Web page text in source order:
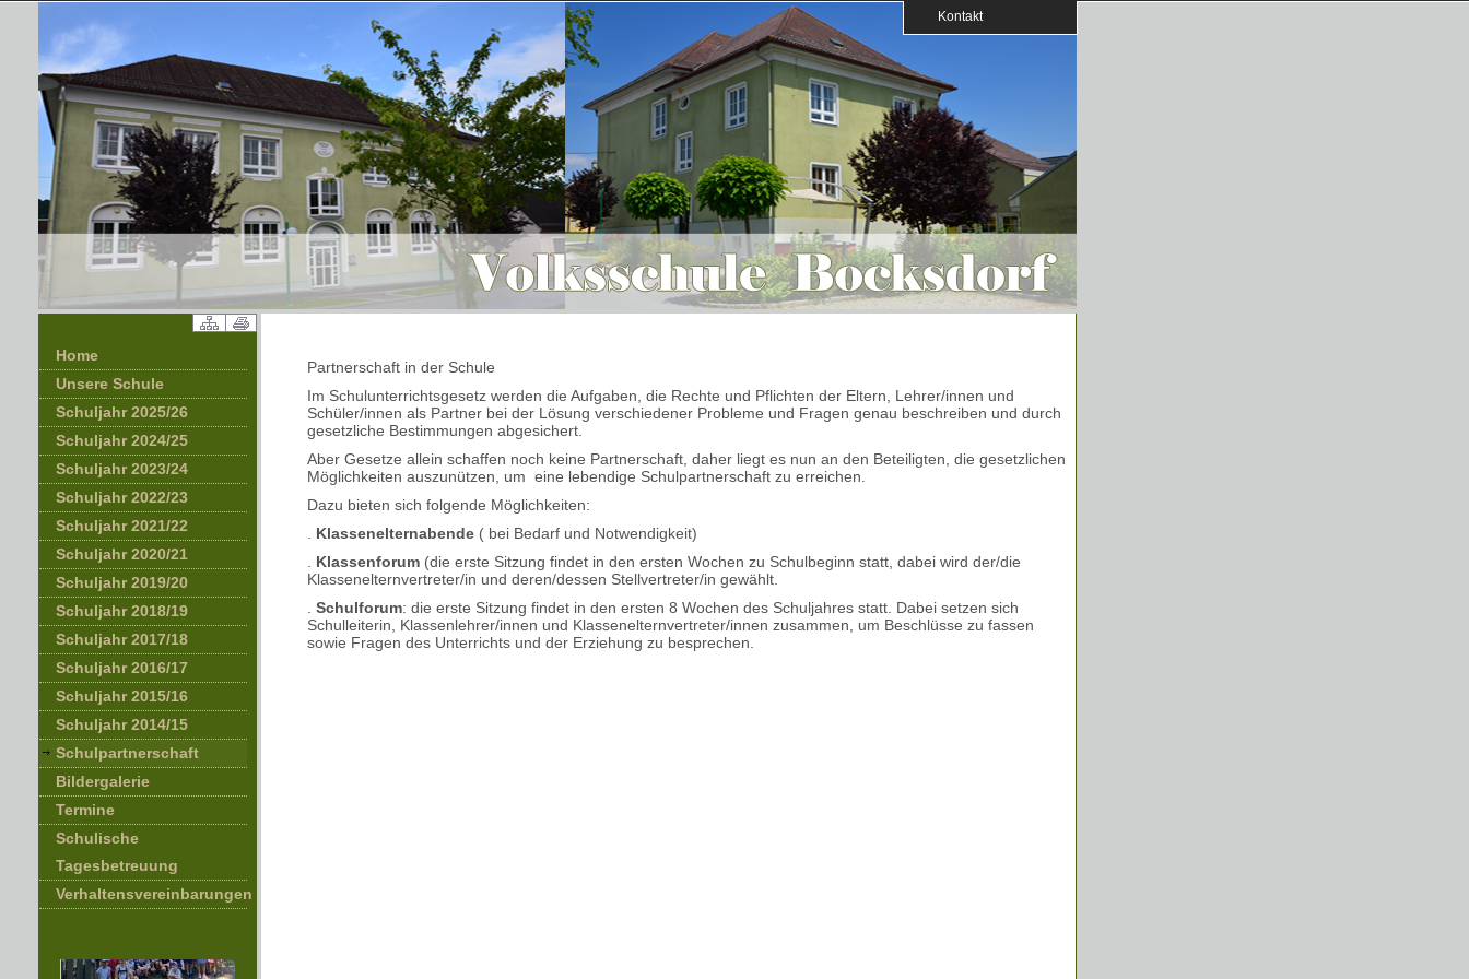
Kontakt
Home
Unsere Schule
Schuljahr 2025/26
Schuljahr 2024/25
Schuljahr 2023/24
Schuljahr 2022/23
Schuljahr 2021/22
Schuljahr 2020/21
Schuljahr 2019/20
Schuljahr 2018/19
Schuljahr 2017/18
Schuljahr 2016/17
Schuljahr 2015/16
Schuljahr 2014/15
Schulpartnerschaft
Bildergalerie
Termine
Schulische
Tagesbetreuung
Verhaltensvereinbarungen
Partnerschaft in der Schule
Im Schulunterrichtsgesetz werden die Aufgaben, die Rechte und Pflichten der Eltern, Lehrer/innen und
Schüler/innen als Partner bei der Lösung verschiedener Probleme und Fragen genau beschreiben und durch
gesetzliche Bestimmungen abgesichert.
Aber Gesetze allein schaffen noch keine Partnerschaft, daher liegt es nun an den Beteiligten, die gesetzlichen
Möglichkeiten auszunützen, um eine lebendige Schulpartnerschaft zu erreichen.
Dazu bieten sich folgende Möglichkeiten:
Klassenelternabende ( bei Bedarf und Notwendigkeit)
Klassenforum (die erste Sitzung findet in den ersten Wochen zu Schulbeginn statt, dabei wird der/die
Klassenelternvertreter/in und deren/dessen Stellvertreter/in gewählt.
Schulforum: die erste Sitzung findet in den ersten 8 Wochen des Schuljahres statt. Dabei setzen sich
Schulleiterin, Klassenlehrer/innen und Klassenelternvertreter/innen zusammen, um Beschlüsse zu fassen
sowie Fragen des Unterrichts und der Erziehung zu besprechen.